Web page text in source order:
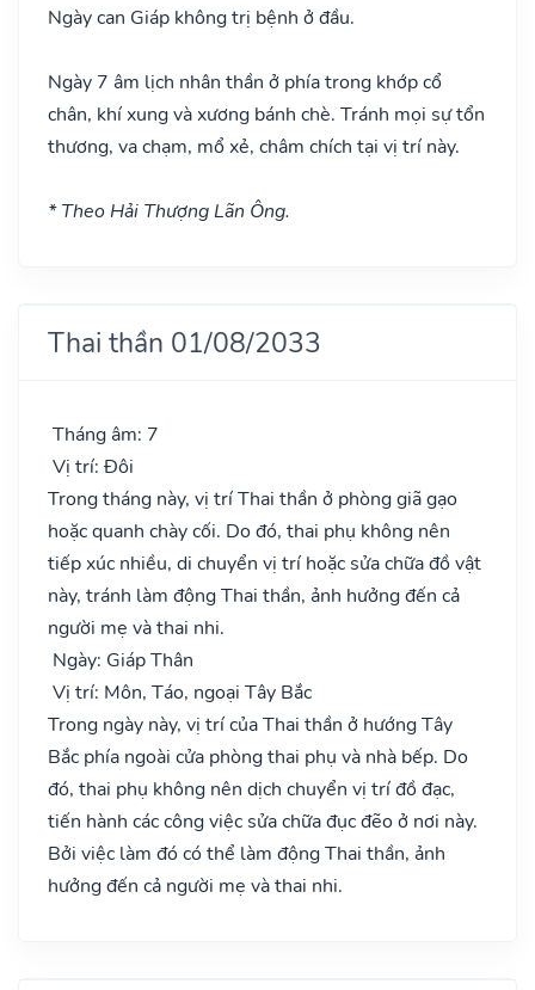
Ngày can Giáp không trị bệnh ở đầu.
Ngày 7 âm lịch nhân thần ở phía trong khớp cổ
chân, khí xung và xương bánh chè. Tránh mọi sự tổn
thương, va chạm, mổ xẻ, châm chích tại vị trí này.
* Theo Hải Thượng Lãn Ông.
Thai thần 01/08/2033
Tháng âm: 7
Vị trí: Đôi
Trong tháng này, vị trí Thai thần ở phòng giã gạo
hoặc quanh chày cối. Do đó, thai phụ không nên
tiếp xúc nhiều, di chuyển vị trí hoặc sửa chữa đồ vật
này, tránh làm động Thai thần, ảnh hưởng đến cả
người mẹ và thai nhi.
Ngày: Giáp Thân
Vị trí: Môn, Táo, ngoại Tây Bắc
Trong ngày này, vị trí của Thai thần ở hướng Tây
Bắc phía ngoài cửa phòng thai phụ và nhà bếp. Do
đó, thai phụ không nên dịch chuyển vị trí đồ đạc,
tiến hành các công việc sửa chữa đục đẽo ở nơi này.
Bởi việc làm đó có thể làm động Thai thần, ảnh
hưởng đến cả người mẹ và thai nhi.